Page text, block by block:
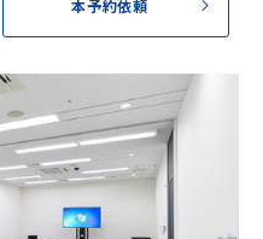
本予約依頼